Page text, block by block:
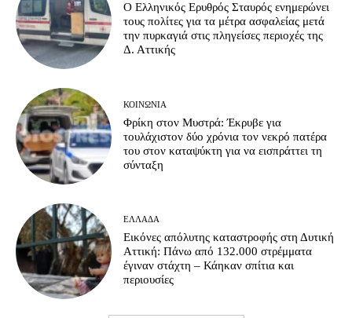
Ο Ελληνικός Ερυθρός Σταυρός ενημερώνει
τους πολίτες για τα μέτρα ασφαλείας μετά
την πυρκαγιά στις πληγείσες περιοχές της
Δ. Αττικής
ΚΟΙΝΩΝΊΑ
Φρίκη στον Μυστρά: Έκρυβε για
τουλάχιστον δύο χρόνια τον νεκρό πατέρα
του στον καταψύκτη για να εισπράττει τη
σύνταξη
ΕΛΛΆΔΑ
Εικόνες απόλυτης καταστροφής στη Δυτική
Αττική: Πάνω από 132.000 στρέμματα
έγιναν στάχτη – Κάηκαν σπίτια και
περιουσίες